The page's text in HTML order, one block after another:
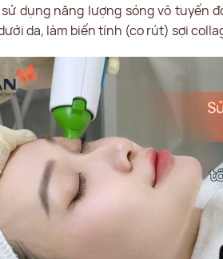
dụng năng lượng sóng vô tuyến
da, làm biến tính (co rút) sợi